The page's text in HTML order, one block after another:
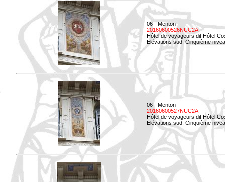
06 - Menton
20160600526NUC2A
Hôtel de voyageurs dit Hôtel
Elévations sud. Cinquième
06 - Menton
20160600527NUC2A
Hôtel de voyageurs dit Hôtel
Elévations sud. Cinquième